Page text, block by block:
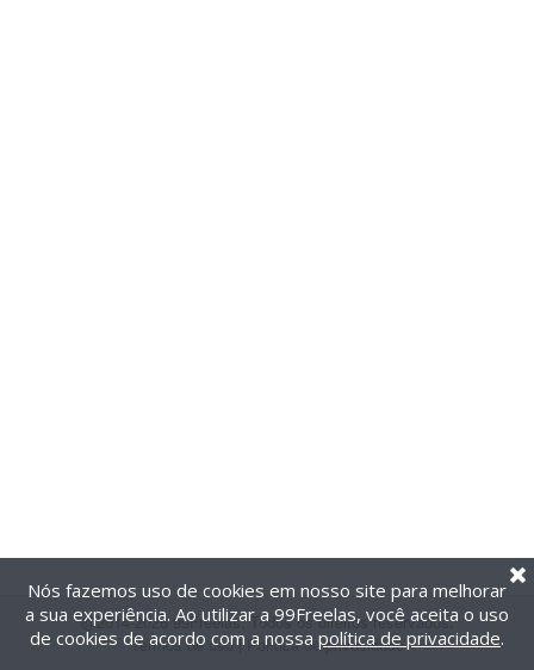
@2014-2026 99Freelas. Todos os direitos reservados.
Termos de uso| Política de privacidade
Nós fazemos uso de cookies em nosso site para melhorar
a sua experiência. Ao utilizar a 99Freelas, você aceita o uso
de cookies de acordo com a nossa política de privacidade.